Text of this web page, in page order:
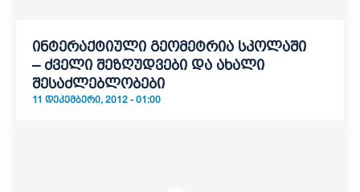
ინტერაქტიული გეომეტრია სკოლაში
– ძველი შეზღუდვები და ახალი
შესაძლებლობები
11 ᲓᲔᲙᲔᲛᲑᲔᲠᲘ, 2012 - 01:00